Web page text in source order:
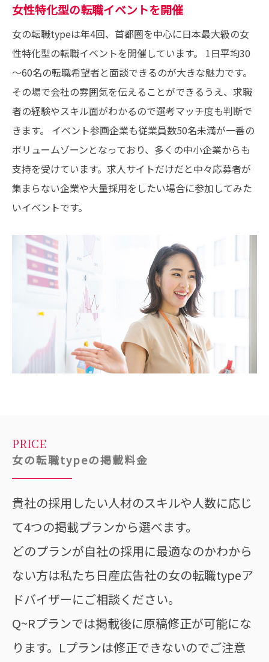
女性特化型の転職イベントを開催
女の転職typeは年4回、首都圏を中心に日本最大級の女
性特化型の転職イベントを開催しています。 1日平均30
～60名の転職希望者と面談できるのが大きな魅力です。
その場で会社の雰囲気を伝えることができるうえ、求職
者の経験やスキル面がわかるので選考マッチ度も判断で
きます。 イベント参画企業も従業員数50名未満が一番の
ボリュームゾーンとなっており、多くの中小企業からも
支持を受けています。求人サイトだけだと中々応募者が
集まらない企業や大量採用をしたい場合に参加してみた
いイベントです。
PRICE
女の転職typeの掲載料金
貴社の採用したい人材のスキルや人数に応じ
て4つの掲載プランから選べます。
どのプランが自社の採用に最適なのかわから
ない方は私たち日産広告社の女の転職typeア
ドバイザーにご相談ください。
Q~Rプランでは掲載後に原稿修正が可能にな
ります。Lプランは修正できないのでご注意